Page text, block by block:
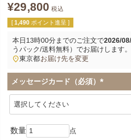
¥29,800 税込
[ 1,490 ポイント進呈 ]
本日13時00分までのご注文で2026/
うパック/送料無料） でお届けします。
東京都お届け先を変更
メッセージカード（必須）
(